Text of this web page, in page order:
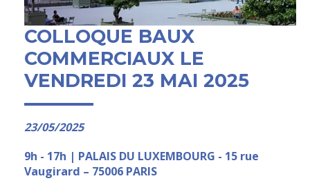
COLLOQUE BAUX
COMMERCIAUX LE
VENDREDI 23 MAI 2025
23/05/2025
9h - 17h | PALAIS DU LUXEMBOURG - 15 rue
Vaugirard – 75006 PARIS